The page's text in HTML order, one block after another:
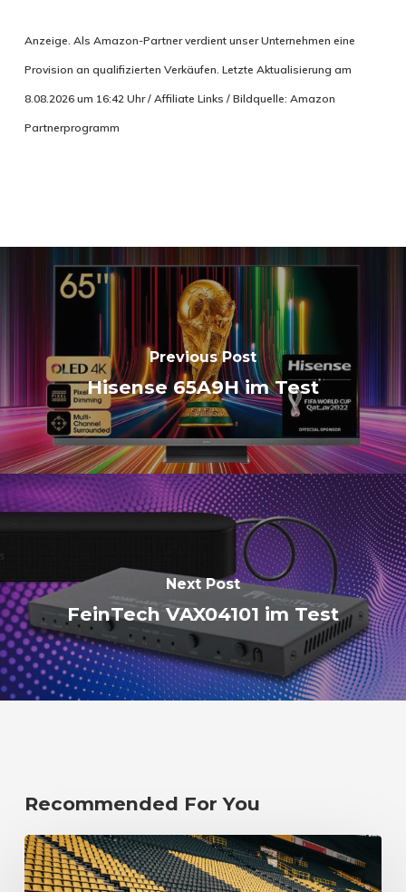
Anzeige. Als Amazon-Partner verdient unser Unternehmen eine
Provision an qualifizierten Verkäufen. Letzte Aktualisierung am
8.08.2026 um 16:42 Uhr / Affiliate Links / Bildquelle: Amazon
Partnerprogramm
Previous Post
Hisense 65A9H im Test
Next Post
FeinTech VAX04101 im Test
Recommended For You